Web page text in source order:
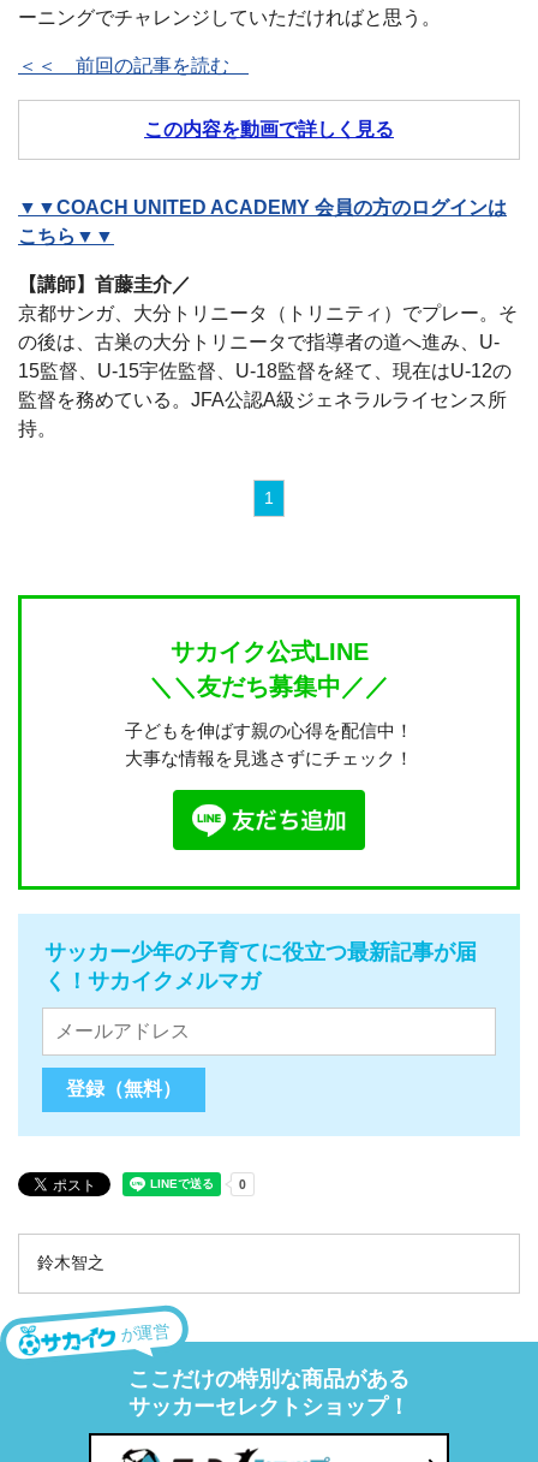
ーニングでチャレンジしていただければと思う。
＜＜ 前回の記事を読む
この内容を動画で詳しく見る
▼▼COACH UNITED ACADEMY 会員の方のログインは
こちら▼▼
【講師】首藤圭介／
京都サンガ、大分トリニータ（トリニティ）でプレー。そ
の後は、古巣の大分トリニータで指導者の道へ進み、U-
15監督、U-15宇佐監督、U-18監督を経て、現在はU-12の
監督を務めている。JFA公認A級ジェネラルライセンス所
持。
1
サカイク公式LINE
＼＼友だち募集中／／
子どもを伸ばす親の心得を配信中！
大事な情報を見逃さずにチェック！
サッカー少年の子育てに役立つ最新記事が届
く！サカイクメルマガ
鈴木智之
が運営
ここだけの特別な商品がある
サッカーセレクトショップ！